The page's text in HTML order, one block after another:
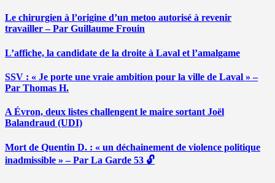
Le chirurgien à l’origine d’un metoo autorisé à revenir
travailler – Par Guillaume Frouin
L’affiche, la candidate de la droite à Laval et l’amalgame
SSV : « Je porte une vraie ambition pour la ville de Laval » –
Par Thomas H.
A Évron, deux listes challengent le maire sortant Joël
Balandraud (UDI)
Mort de Quentin D. : « un déchainement de violence politique
inadmissible » – Par La Garde 53 🔓